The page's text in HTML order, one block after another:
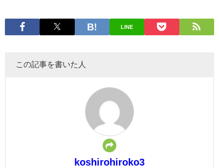
LINE
この記事を書いた人
koshirohiroko3